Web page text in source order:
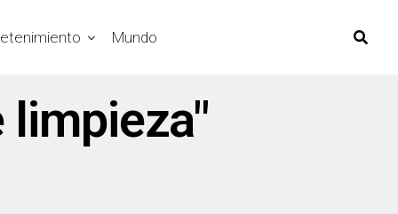
Mundo
limpieza"